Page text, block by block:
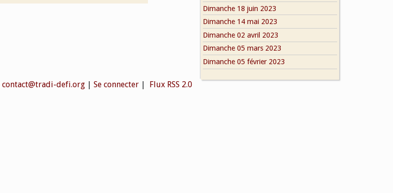
Dimanche 18 juin 2023
Dimanche 14 mai 2023
Dimanche 02 avril 2023
Dimanche 05 mars 2023
Dimanche 05 février 2023
contact@tradi-defi.org | Se connecter | Flux RSS 2.0